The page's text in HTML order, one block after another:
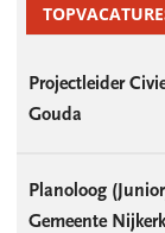
Sidebar
Projectleider
Gouda
Planoloog
Gemeente Nijkerk